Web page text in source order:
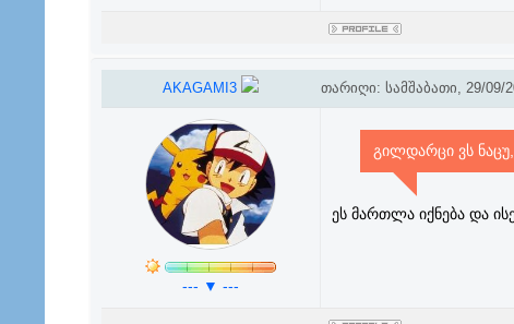
AKAGAMI3 თარიღი: სამშაბათი, 29/09/
--- ▼ ---
გილდარცი ვს
ეს მართლა იქნება და